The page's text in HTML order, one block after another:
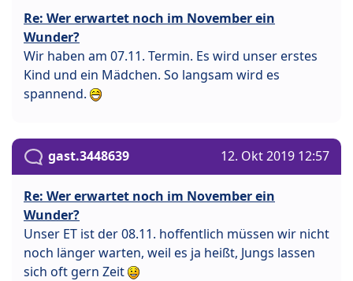
Re: Wer erwartet noch im November ein
Wunder?
Wir haben am 07.11. Termin. Es wird unser erstes
Kind und ein Mädchen. So langsam wird es
spannend.
gast.3448639 12. Okt 2019 12:57
Re: Wer erwartet noch im November ein
Wunder?
Unser ET ist der 08.11. hoffentlich müssen wir nicht
noch länger warten, weil es ja heißt, Jungs lassen
sich oft gern Zeit